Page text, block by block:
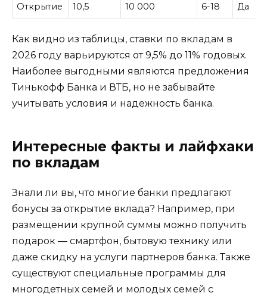
Открытие 10,5 10 000 6-18 Да
Как видно из таблицы, ставки по вкладам в
2026 году варьируются от 9,5% до 11% годовых.
Наиболее выгодными являются предложения
Тинькофф Банка и ВТБ, но не забывайте
учитывать условия и надежность банка.
Интересные факты и лайфхаки
по вкладам
Знали ли вы, что многие банки предлагают
бонусы за открытие вклада? Например, при
размещении крупной суммы можно получить
подарок — смартфон, бытовую технику или
даже скидку на услуги партнеров банка. Также
существуют специальные программы для
многодетных семей и молодых семей с